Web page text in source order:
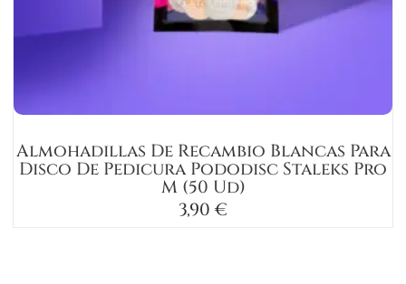
Almohadillas De Recambio Blancas Para
Disco De Pedicura Pododisc Staleks Pro
M (50 Ud)
3,90€